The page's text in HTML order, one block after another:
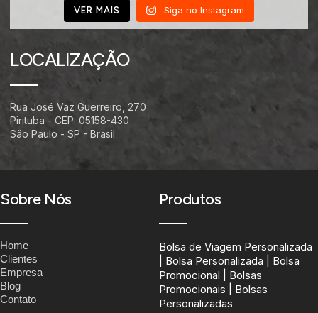
VER MAIS Siga no Instagram
LOCALIZAÇÃO
Rua José Vaz Guerreiro, 270
Pirituba - CEP: 05158-430
São Paulo - SP - Brasil
Sobre Nós
Home
Clientes
Empresa
Blog
Contato
Produtos
Bolsa de Viagem Personalizada
| Bolsa Personalizada | Bolsa
Promocional | Bolsas
Promocionais | Bolsas
Personalizadas